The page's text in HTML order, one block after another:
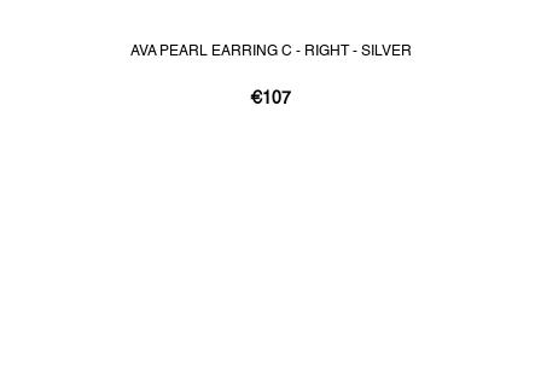
AVA PEARL EARRING C - RIGHT - SILVER
€107